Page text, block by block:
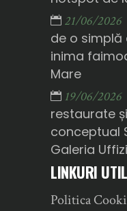
21/06/2026
de o simplă
inima
Mare
19/06/2026
restaurate
conceptual
Galeria
LINKURI
Politica